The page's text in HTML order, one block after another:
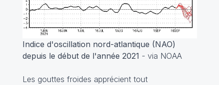
Indice d'oscillation nord-atlantique (NAO)
depuis le début de l'année 2021 - via NOAA
Les gouttes froides apprécient tout